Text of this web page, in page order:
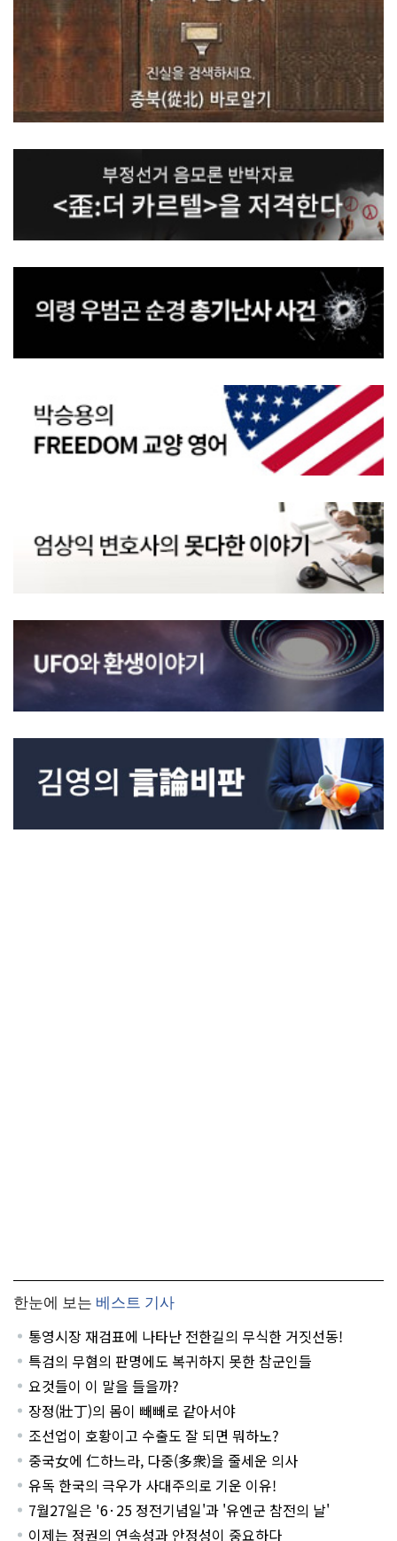
한눈에 보는 베스트 기사
통영시장 재검표에 나타난 전한길의 무식한 거짓선동!
특검의 무혐의 판명에도 복귀하지 못한 참군인들
요것들이 이 말을 들을까?
장정(壯丁)의 몸이 빼빼로 같아서야
조선업이 호황이고 수출도 잘 되면 뭐하노?
중국女에 仁하느라, 다중(多衆)을 줄세운 의사
유독 한국의 극우가 사대주의로 기운 이유!
7월27일은 '6·25 정전기념일'과 '유엔군 참전의 날'
이제는 정권의 연속성과 안정성이 중요하다